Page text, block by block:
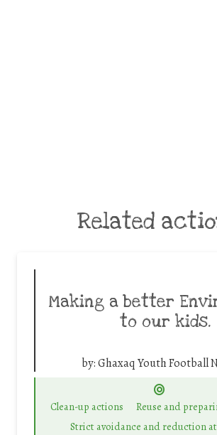
Related
Making a better
to our kids.
by:Ghaxaq Youth Football
Clean-up actions
Reuse and
Strict avoidance and reduction